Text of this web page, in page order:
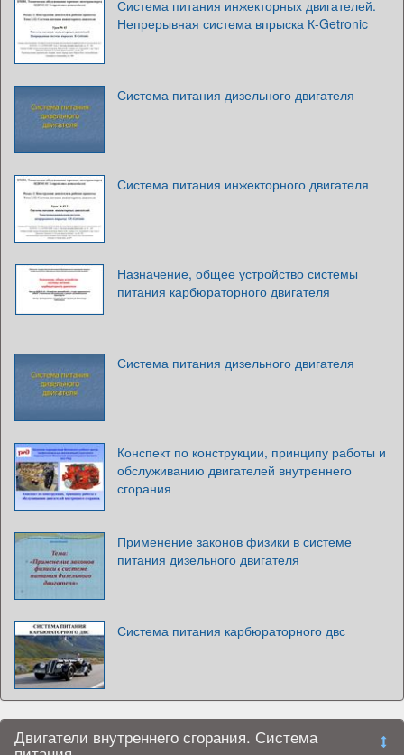
Система питания инжекторных двигателей.
Непрерывная система впрыска К-Getronic
Система питания дизельного двигателя
Система питания инжекторного двигателя
Назначение, общее устройство системы
питания карбюраторного двигателя
Система питания дизельного двигателя
Конспект по конструкции, принципу работы и
обслуживанию двигателей внутреннего
сгорания
Применение законов физики в системе
питания дизельного двигателя
Система питания карбюраторного двс
Двигатели внутреннего сгорания. Система